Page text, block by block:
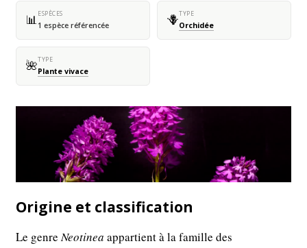
📊ESPÈCES
1 espèce référencée 🪻TYPE
Orchidée
🌺TYPE
Plante vivace
Origine et classification
Le genreNeotinea appartient à la famille des